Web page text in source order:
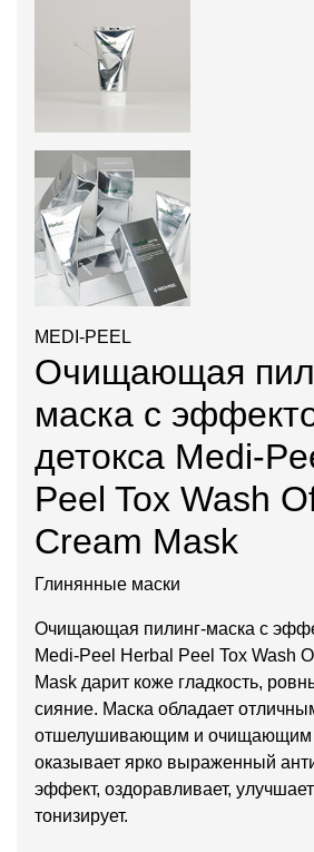
MEDI-PEEL
Очищающая
маска с
детокса Medi-
Peel Tox Wash
Cream Mask
Глинянные маски
Очищающая пилинг-маска с
Medi-Peel Herbal Peel Tox Wash
Mask дарит коже гладкость,
сияние. Маска обладает
отшелушивающим и очищающим
оказывает ярко выраженный
эффект, оздоравливает,
тонизирует.